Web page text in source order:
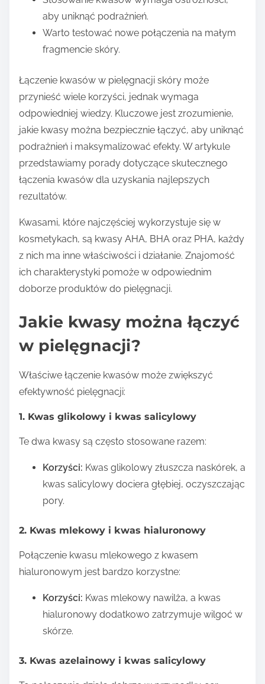
aby uniknąć podrażnień.
Warto testować nowe połączenia na małym
fragmencie skóry.
Łączenie kwasów w pielęgnacji skóry może
przynieść wiele korzyści, jednak wymaga
odpowiedniej wiedzy. Kluczowe jest zrozumienie,
jakie kwasy można bezpiecznie łączyć, aby uniknąć
podrażnień i maksymalizować efekty. W artykule
przedstawiamy porady dotyczące skutecznego
łączenia kwasów dla uzyskania najlepszych
rezultatów.
Kwasami, które najczęściej wykorzystuje się w
kosmetykach, są kwasy AHA, BHA oraz PHA, każdy
z nich ma inne właściwości i działanie. Znajomość
ich charakterystyki pomoże w odpowiednim
doborze produktów do pielęgnacji.
Jakie kwasy można łączyć
w pielęgnacji?
Właściwe łączenie kwasów może zwiększyć
efektywność pielęgnacji:
1. Kwas glikolowy i kwas salicylowy
Te dwa kwasy są często stosowane razem:
Korzyści: Kwas glikolowy złuszcza naskórek, a
kwas salicylowy dociera głębiej, oczyszczając
pory.
2. Kwas mlekowy i kwas hialuronowy
Połączenie kwasu mlekowego z kwasem
hialuronowym jest bardzo korzystne:
Korzyści: Kwas mlekowy nawilża, a kwas
hialuronowy dodatkowo zatrzymuje wilgoć w
skórze.
3. Kwas azelainowy i kwas salicylowy